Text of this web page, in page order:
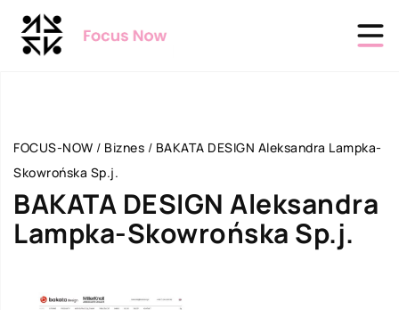
FOCUS-NOW / Biznes / BAKATA DESIGN Aleksandra Lampka-
Skowrońska Sp.j.
BAKATA DESIGN Aleksandra
Lampka-Skowrońska Sp.j.